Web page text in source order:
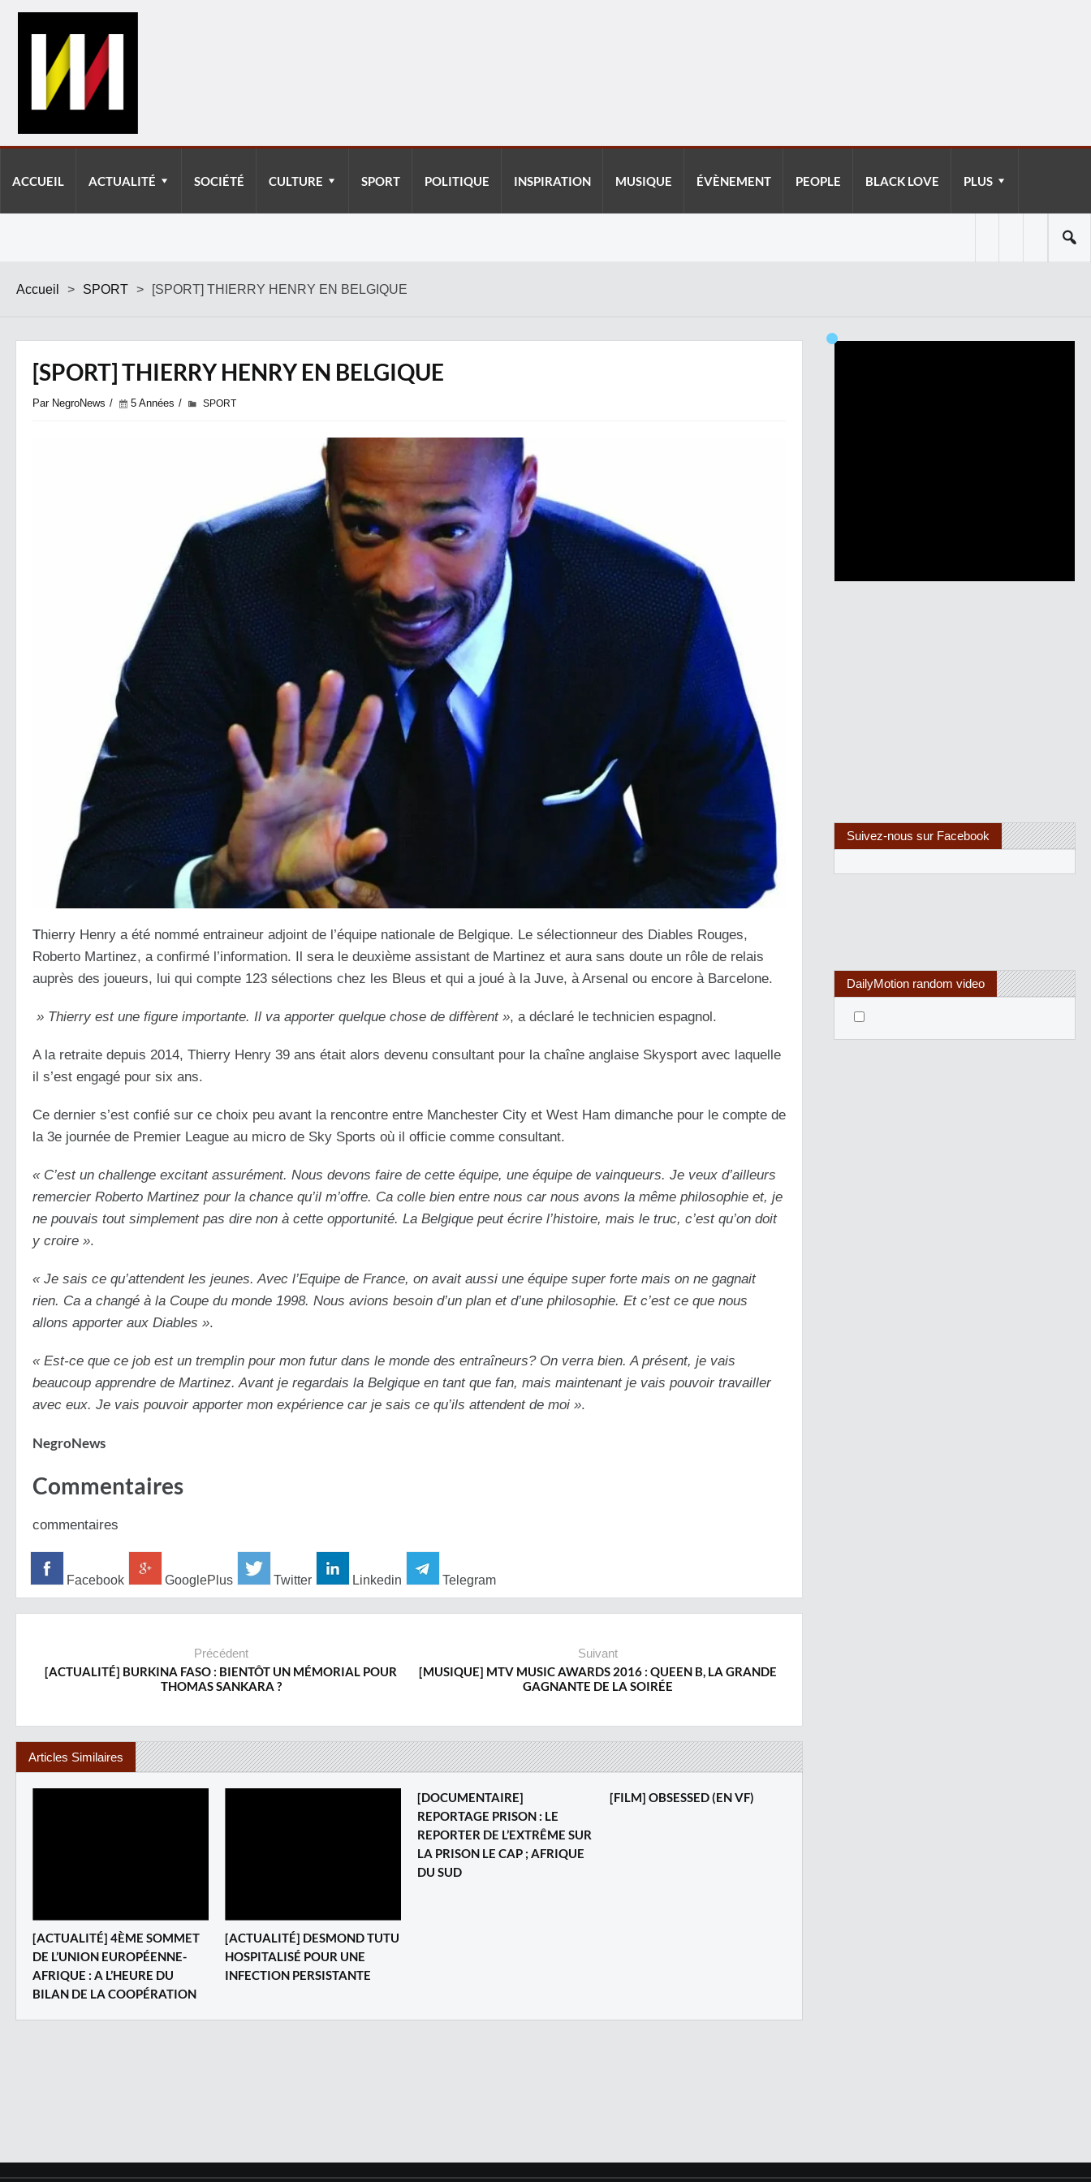
ACCUEIL ACTUALITÉ SOCIÉTÉ CULTURE SPORT POLITIQUE INSPIRATION MUSIQUE ÉVÈNEMENT PEOPLE BLACK LOVE PLUS
Accueil > SPORT > [SPORT] THIERRY HENRY EN BELGIQUE
[SPORT] THIERRY HENRY EN BELGIQUE
Par NegroNews 5 Années SPORT
Thierry Henry a été nommé entraineur adjoint de l’équipe nationale de Belgique. Le sélectionneur des Diables Rouges,
Roberto Martinez, a confirmé l’information. Il sera le deuxième assistant de Martinez et aura sans doute un rôle de relais
auprès des joueurs, lui qui compte 123 sélections chez les Bleus et qui a joué à la Juve, à Arsenal ou encore à Barcelone.
» Thierry est une figure importante. Il va apporter quelque chose de diffèrent », a déclaré le technicien espagnol.
A la retraite depuis 2014, Thierry Henry 39 ans était alors devenu consultant pour la chaîne anglaise Skysport avec laquelle
il s’est engagé pour six ans.
Ce dernier s’est confié sur ce choix peu avant la rencontre entre Manchester City et West Ham dimanche pour le compte de
la 3e journée de Premier League au micro de Sky Sports où il officie comme consultant.
« C’est un challenge excitant assurément. Nous devons faire de cette équipe, une équipe de vainqueurs. Je veux d’ailleurs
remercier Roberto Martinez pour la chance qu’il m’offre. Ca colle bien entre nous car nous avons la même philosophie et, je
ne pouvais tout simplement pas dire non à cette opportunité. La Belgique peut écrire l’histoire, mais le truc, c’est qu’on doit
y croire ».
« Je sais ce qu’attendent les jeunes. Avec l’Equipe de France, on avait aussi une équipe super forte mais on ne gagnait
rien. Ca a changé à la Coupe du monde 1998. Nous avions besoin d’un plan et d’une philosophie. Et c’est ce que nous
allons apporter aux Diables ».
« Est-ce que ce job est un tremplin pour mon futur dans le monde des entraîneurs? On verra bien. A présent, je vais
beaucoup apprendre de Martinez. Avant je regardais la Belgique en tant que fan, mais maintenant je vais pouvoir travailler
avec eux. Je vais pouvoir apporter mon expérience car je sais ce qu’ils attendent de moi ».
NegroNews
Commentaires
commentaires
Facebook GooglePlus Twitter Linkedin Telegram
Précédent
[ACTUALITÉ] BURKINA FASO : BIENTÔT UN MÉMORIAL POUR
THOMAS SANKARA ?
Suivant
[MUSIQUE] MTV MUSIC AWARDS 2016 : QUEEN B, LA GRANDE
GAGNANTE DE LA SOIRÉE
Articles Similaires
[ACTUALITÉ] 4ÈME SOMMET
DE L’UNION EUROPÉENNE-
AFRIQUE : A L’HEURE DU
BILAN DE LA COOPÉRATION
[ACTUALITÉ] DESMOND TUTU
HOSPITALISÉ POUR UNE
INFECTION PERSISTANTE
[DOCUMENTAIRE]
REPORTAGE PRISON : LE
REPORTER DE L’EXTRÊME SUR
LA PRISON LE CAP ; AFRIQUE
DU SUD
[FILM] OBSESSED (EN VF)
Suivez-nous sur Facebook
DailyMotion random video